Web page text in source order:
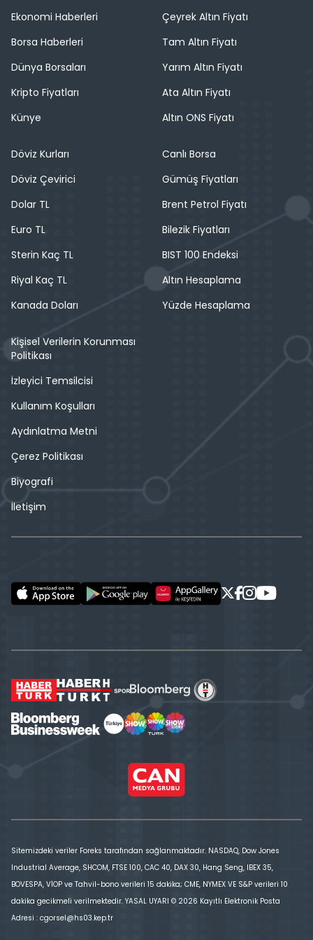
Ekonomi Haberleri
Borsa Haberleri
Dünya Borsaları
Kripto Fiyatları
Künye
Çeyrek Altın Fiyatı
Tam Altın Fiyatı
Yarım Altın Fiyatı
Ata Altın Fiyatı
Altın ONS Fiyatı
Döviz Kurları
Döviz Çevirici
Dolar TL
Euro TL
Sterin Kaç TL
Riyal Kaç TL
Kanada Doları
Canlı Borsa
Gümüş Fiyatları
Brent Petrol Fiyatı
Bilezik Fiyatları
BIST 100 Endeksi
Altın Hesaplama
Yüzde Hesaplama
Kişisel Verilerin Korunması
Politikası
İzleyici Temsilcisi
Kullanım Koşulları
Aydınlatma Metni
Çerez Politikası
Biyografi
İletişim
Sitemizdeki veriler Foreks tarafından sağlanmaktadır. NASDAQ, Dow Jones
Industrial Average, SHCOM, FTSE 100, CAC 40, DAX 30, Hang Seng, IBEX 35,
BOVESPA, VİOP ve Tahvil-bono verileri 15 dakika; CME, NYMEX VE S&P verileri 10
dakika gecikmeli verilmektedir. YASAL UYARI © 2026 Kayıtlı Elektronik Posta
Adresi : cgorsel@hs03.kep.tr